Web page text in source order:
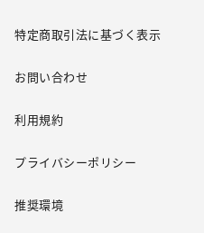
特定商取引法に基づく表示
お問い合わせ
利用規約
プライバシーポリシー
推奨環境